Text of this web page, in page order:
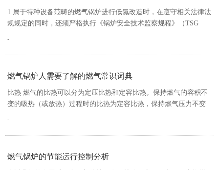
1 属于特种设备范畴的燃气锅炉进行低氮改造时，在遵守相关法律法
规规定的同时，还须严格执行《锅炉安全技术监察规程》（TSG
燃气锅炉人需要了解的燃气常识词典
比热 燃气的比热可以分为定压比热和定容比热。保持燃气的容积不
变的吸热（或放热）过程时的比热为定容比热，保持燃气压力不变
燃气锅炉的节能运行控制分析